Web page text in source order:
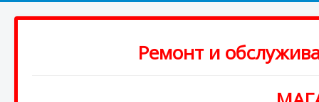
Ремонт и